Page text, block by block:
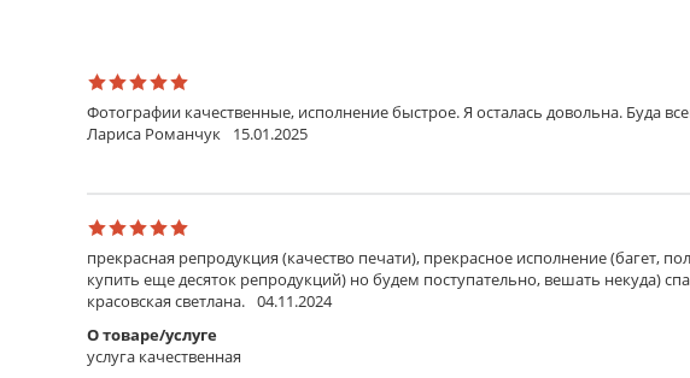
Фотографии качественные, исполнение быстрое. Я осталась довольна. Буда
Лариса Романчук
15.01.2025
прекрасная репродукция (качество печати), прекрасное исполнение (багет,
купить еще десяток репродукций) но будем поступательно, вешать некуда)
красовская светлана. 04.11.2024
О товаре/услуге
услуга качественная